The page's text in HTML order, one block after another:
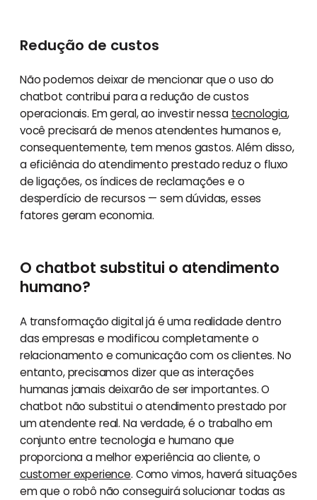
Redução de custos
Não podemos deixar de mencionar que o uso do
chatbot contribui para a redução de custos
operacionais. Em geral, ao investir nessa tecnologia,
você precisará de menos atendentes humanos e,
consequentemente, tem menos gastos. Além disso,
a eficiência do atendimento prestado reduz o fluxo
de ligações, os índices de reclamações e o
desperdício de recursos — sem dúvidas, esses
fatores geram economia.
O chatbot substitui o atendimento
humano?
A transformação digital já é uma realidade dentro
das empresas e modificou completamente o
relacionamento e comunicação com os clientes. No
entanto, precisamos dizer que as interações
humanas jamais deixarão de ser importantes. O
chatbot não substitui o atendimento prestado por
um atendente real. Na verdade, é o trabalho em
conjunto entre tecnologia e humano que
proporciona a melhor experiência ao cliente, o
customer experience. Como vimos, haverá situações
em que o robô não conseguirá solucionar todas as